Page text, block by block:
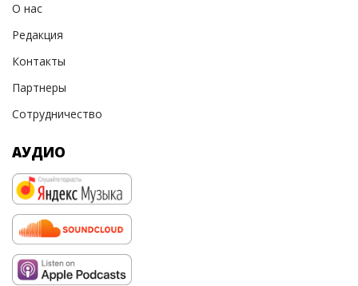
О нас
Редакция
Контакты
Партнеры
Сотрудничество
АУДИО